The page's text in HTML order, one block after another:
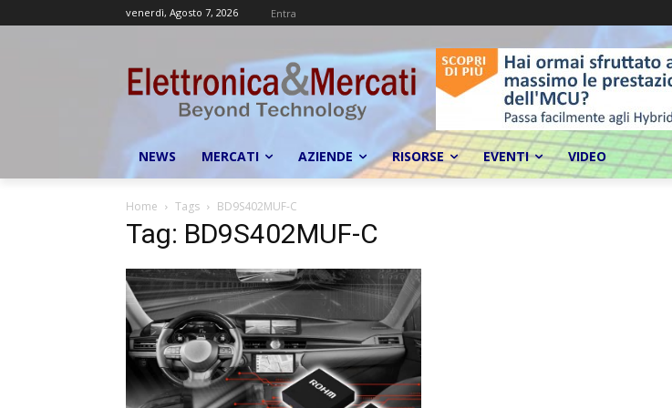
venerdì, Agosto 7, 2026 Entra
NEWS MERCATI AZIENDE RISORSE EVENTI VIDEO
Home Tags BD9S402MUF-C
Tag: BD9S402MUF-C